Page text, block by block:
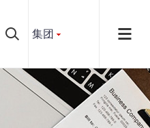
集团